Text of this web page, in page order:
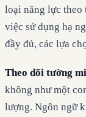
loại năng lực theo
việc sử dụng hạ
đầy đủ, các lựa
Theo dõi tường
không như một
lượng. Ngôn ngữ